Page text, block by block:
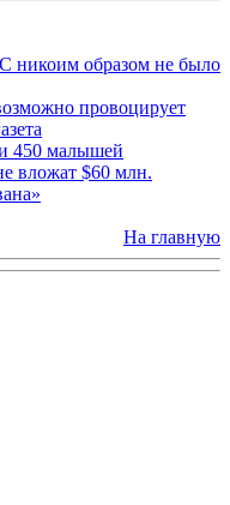
никоим образом не было
провоцирует
450 малышей
вложат $60 млн.
На главную